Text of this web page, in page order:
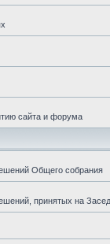
сайта и форума
Общего собрания
принятых на